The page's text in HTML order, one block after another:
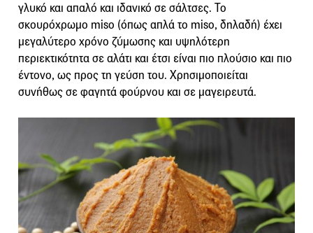
γλυκό και απαλό και ιδανικό σε σάλτσες. Το
σκουρόχρωμο miso (όπως απλά το miso, δηλαδή) έχει
μεγαλύτερο χρόνο ζύμωσης και υψηλότερη
περιεκτικότητα σε αλάτι και έτσι είναι πιο πλούσιο και πιο
έντονο, ως προς τη γεύση του. Χρησιμοποιείται
συνήθως σε φαγητά φούρνου και σε μαγειρευτά.